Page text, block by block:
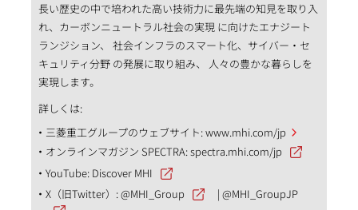
長い歴史の中で培われた高い技術力に最先端の知見を取り入
れ、カーボンニュートラル社会の実現 に向けたエナジート
ランジション、 社会インフラのスマート化、サイバー・セ
キュリティ分野 の発展に取り組み、 人々の豊かな暮らしを
実現します。
詳しくは:
三菱重工グループのウェブサイト:www.mhi.com/jp
オンラインマガジン SPECTRA:spectra.mhi.com/jp
YouTube: Discover MHI
X（旧Twitter）:@MHI_Group |@MHI_GroupJP